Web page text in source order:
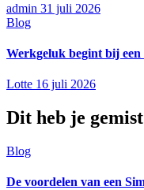
admin 31 juli 2026
Blog
Werkgeluk begint bij
Lotte 16 juli 2026
Dit heb je
Blog
De voordelen van een